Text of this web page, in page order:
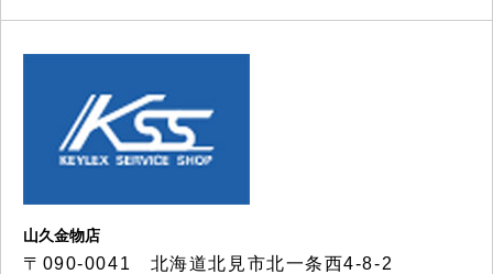
山久金物店
〒090-0041 北海道北見市北一条西4-8-2